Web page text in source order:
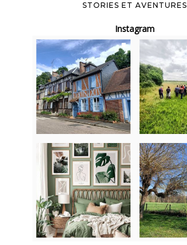
STORIES ET AVENTURES
Instagram